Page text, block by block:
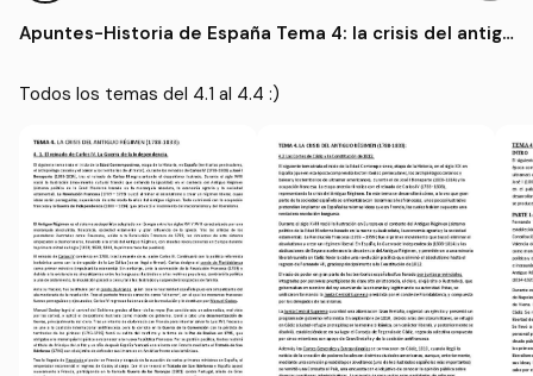
sidad
Apuntes-Historia de España Tema 4: la crisis del antigu
Todos los temas del 4.1 al 4.4 :)